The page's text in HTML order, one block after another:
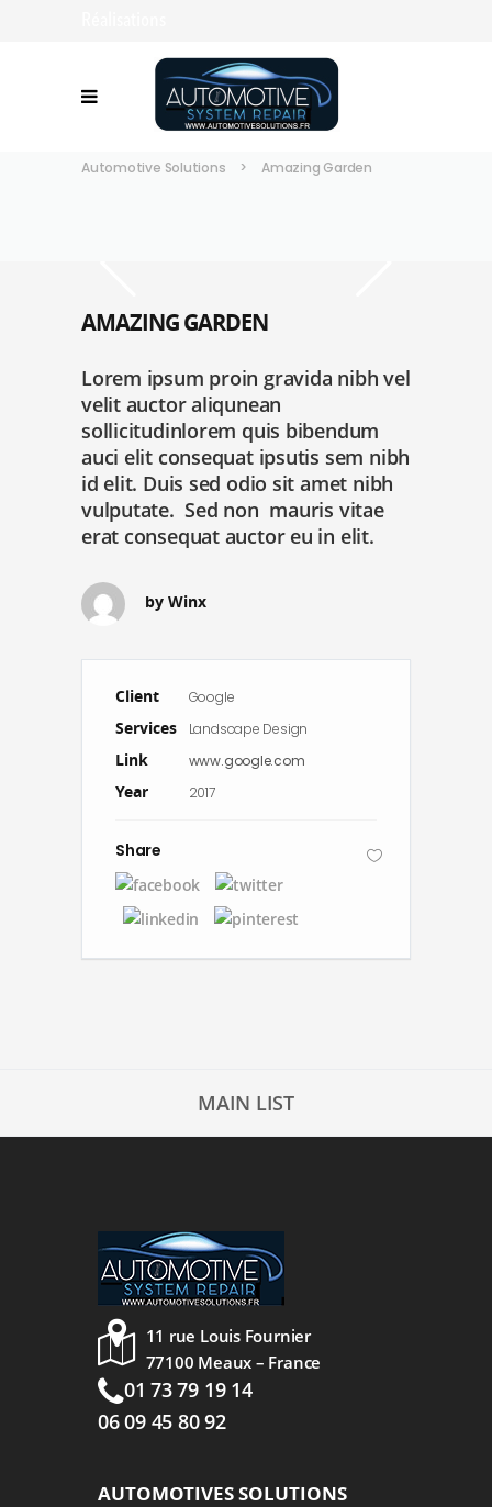
Automotive Solutions > Amazing Garden
AMAZING GARDEN
Lorem ipsum proin gravida nibh vel
velit auctor aliqunean
sollicitudinlorem quis bibendum
auci elit consequat ipsutis sem nibh
id elit. Duis sed odio sit amet nibh
vulputate. Sed non mauris vitae
erat consequat auctor eu in elit.
byWinx
Client Google
Services Landscape Design
Link www.google.com
Year 2017
Share
MAIN LIST
11 rue Louis Fournier
77100 Meaux – France
01 73 79 19 14
06 09 45 80 92
AUTOMOTIVES SOLUTIONS